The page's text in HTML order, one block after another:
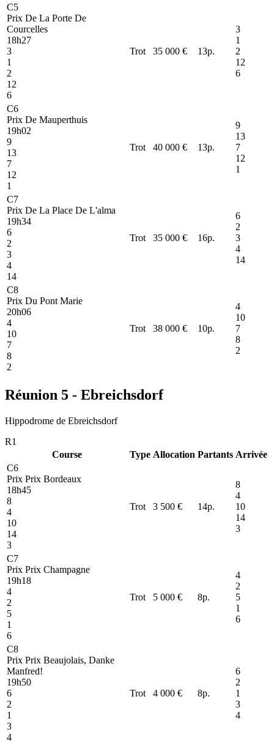
C5
Prix De La Porte De
Courcelles
18h27
3
1
2
12
6
Trot 35 000 € 13p.
3
1
2
12
6
C6
Prix De Mauperthuis
19h02
9
13
7
12
1
Trot 40 000 € 13p.
9
13
7
12
1
C7
Prix De La Place De L'alma
19h34
6
2
3
4
14
Trot 35 000 € 16p.
6
2
3
4
14
C8
Prix Du Pont Marie
20h06
4
10
7
8
2
Trot 38 000 € 10p.
4
10
7
8
2
Réunion 5 - Ebreichsdorf
Hippodrome de Ebreichsdorf
R1
Course
Type Allocation Partants Arrivée
C6
Prix Prix Bordeaux
18h45
8
4
10
14
3
Trot 3 500 € 14p.
8
4
10
14
3
C7
Prix Prix Champagne
19h18
4
2
5
1
6
Trot 5 000 € 8p.
4
2
5
1
6
C8
Prix Prix Beaujolais, Danke
Manfred!
19h50
6
2
1
3
4
Trot 4 000 € 8p.
6
2
1
3
4